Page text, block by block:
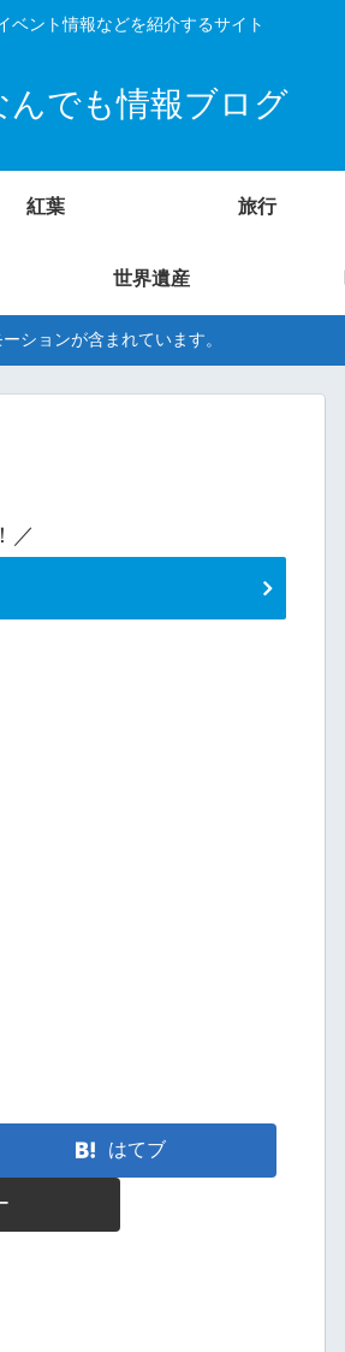
ベント情報などを紹介するサイト
んでも情報ブログ
紅葉 旅行
世界遺産
ションが含まれています。
／
はてブ